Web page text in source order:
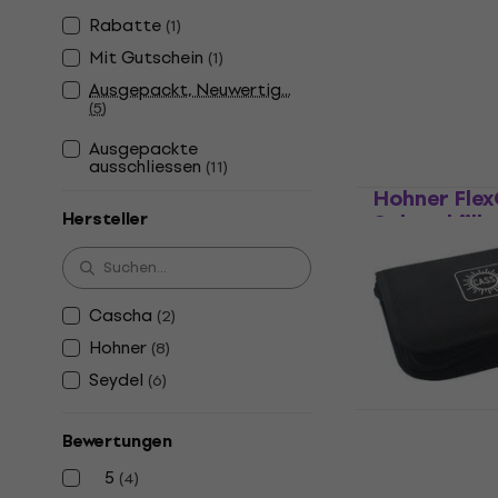
Rabatte (1)
Mit Gutschein (1)
Ausgepackt, Neuwertig...
(5)
Ausgepackte
ausschliessen (11)
Hersteller
Cascha (2)
Hohner (8)
Seydel (6)
Bewertungen
5 (4)
Hohner
Schutzhülle
Harmonika-
€ 67,86
€ 98
Auf Lager
Seydel